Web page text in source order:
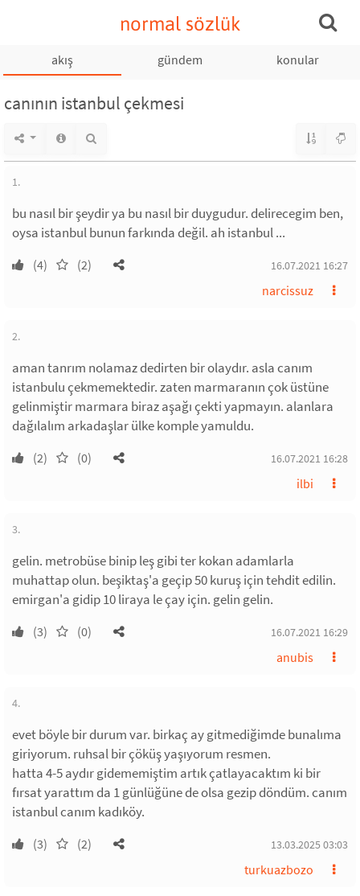
normal sözlük
akış gündem konular
canının istanbul çekmesi
1.
bu nasıl bir şeydir ya bu nasıl bir duygudur. delirecegim ben,
oysa istanbul bunun farkında değil. ah istanbul ...
(4) (2) 16.07.2021 16:27
narcissuz
2.
aman tanrım nolamaz dedirten bir olaydır. asla canım
istanbulu çekmemektedir. zaten marmaranın çok üstüne
gelinmiştir marmara biraz aşağı çekti yapmayın. alanlara
dağılalım arkadaşlar ülke komple yamuldu.
(2) (0) 16.07.2021 16:28
ilbi
3.
gelin. metrobüse binip leş gibi ter kokan adamlarla
muhattap olun. beşiktaş'a geçip 50 kuruş için tehdit edilin.
emirgan'a gidip 10 liraya le çay için. gelin gelin.
(3) (0) 16.07.2021 16:29
anubis
4.
evet böyle bir durum var. birkaç ay gitmediğimde bunalıma
giriyorum. ruhsal bir çöküş yaşıyorum resmen.
hatta 4-5 aydır gidememiştim artık çatlayacaktım ki bir
fırsat yarattım da 1 günlüğüne de olsa gezip döndüm. canım
istanbul canım kadıköy.
(3) (2) 13.03.2025 03:03
turkuazbozo